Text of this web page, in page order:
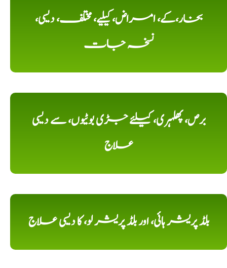
بخار،کے، امراض، کیلیے، مختلف، دیسی،
نسخہ جات
برص، پھلہری، کیلئے جڑی بوٹیوں، سے دیسی
علاج
بلڈ پریشر ہائی، اور بلڈ پریشر لو، کا دیسی علاج